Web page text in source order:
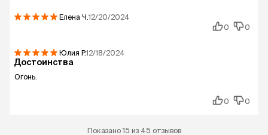
Елена Ч.12/20/2024
0
0
Юлия Р.12/18/2024
Достоинства
Огонь.
0 0
Показано 15 из 45 отзывов